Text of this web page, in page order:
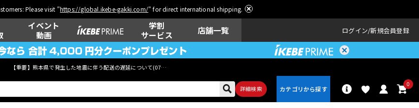
Please visit "https://global.ikebe-gakki.com/" for direct international shipping.
イベント
動画
学割
サービス
店舗一覧 ログイン 新規会員登録
【重要】熊本県で発生した地震に伴う配送の遅延について(07月29日
詳細検索
0